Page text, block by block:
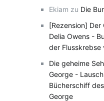
Ekiam zu Die
[Rezension] Der
Delia Owens -
der Flusskrebse
Die geheime
George -
Bücherschiff
George